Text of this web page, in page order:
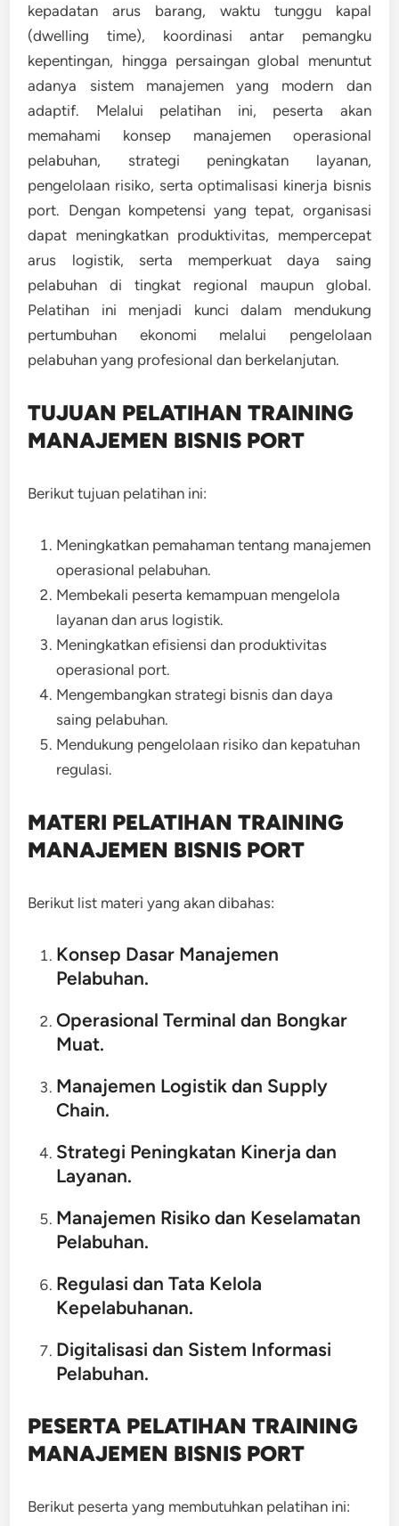
kepadatan arus barang, waktu tunggu kapal
(dwelling time), koordinasi antar pemangku
kepentingan, hingga persaingan global menuntut
adanya sistem manajemen yang modern dan
adaptif. Melalui pelatihan ini, peserta akan
memahami konsep manajemen operasional
pelabuhan, strategi peningkatan layanan,
pengelolaan risiko, serta optimalisasi kinerja bisnis
port. Dengan kompetensi yang tepat, organisasi
dapat meningkatkan produktivitas, mempercepat
arus logistik, serta memperkuat daya saing
pelabuhan di tingkat regional maupun global.
Pelatihan ini menjadi kunci dalam mendukung
pertumbuhan ekonomi melalui pengelolaan
pelabuhan yang profesional dan berkelanjutan.
TUJUAN PELATIHAN TRAINING
MANAJEMEN BISNIS PORT
Berikut tujuan pelatihan ini:
Meningkatkan pemahaman tentang manajemen
operasional pelabuhan.
Membekali peserta kemampuan mengelola
layanan dan arus logistik.
Meningkatkan efisiensi dan produktivitas
operasional port.
Mengembangkan strategi bisnis dan daya
saing pelabuhan.
Mendukung pengelolaan risiko dan kepatuhan
regulasi.
MATERI PELATIHAN TRAINING
MANAJEMEN BISNIS PORT
Berikut list materi yang akan dibahas:
Konsep Dasar Manajemen
Pelabuhan.
Operasional Terminal dan Bongkar
Muat.
Manajemen Logistik dan Supply
Chain.
Strategi Peningkatan Kinerja dan
Layanan.
Manajemen Risiko dan Keselamatan
Pelabuhan.
Regulasi dan Tata Kelola
Kepelabuhanan.
Digitalisasi dan Sistem Informasi
Pelabuhan.
PESERTA PELATIHAN TRAINING
MANAJEMEN BISNIS PORT
Berikut peserta yang membutuhkan pelatihan ini: